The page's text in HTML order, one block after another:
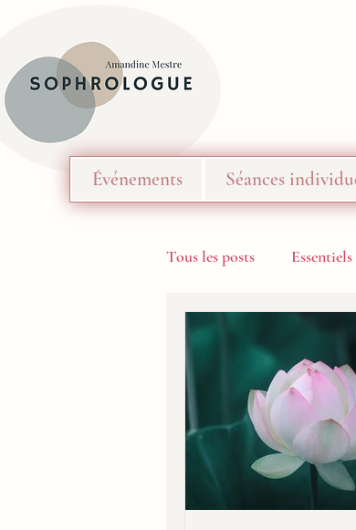
Événements Séances
Tous les posts
Les Podcasts de